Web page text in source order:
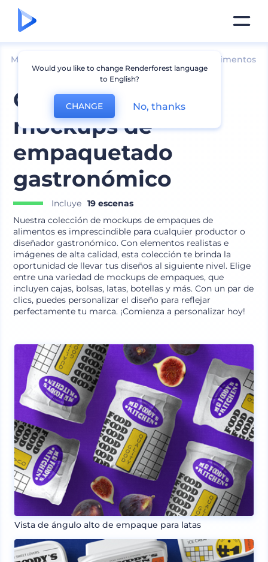
Mockups Mockup de Envases de Alimentos
Colección de
mockups de
empaquetado
gastronómico
Incluye 19 escenas
Nuestra colección de mockups de empaques de
alimentos es imprescindible para cualquier productor o
diseñador gastronómico. Con elementos realistas e
imágenes de alta calidad, esta colección te brinda la
oportunidad de llevar tus diseños al siguiente nivel. Elige
entre una variedad de mockups de empaques, que
incluyen cajas, bolsas, latas, botellas y más. Con un par de
clics, puedes personalizar el diseño para reflejar
perfectamente tu marca. ¡Comienza a personalizar hoy!
Vista de ángulo alto de empaque para latas
Would you like to change Renderforest language
to English?
CHANGE No, thanks